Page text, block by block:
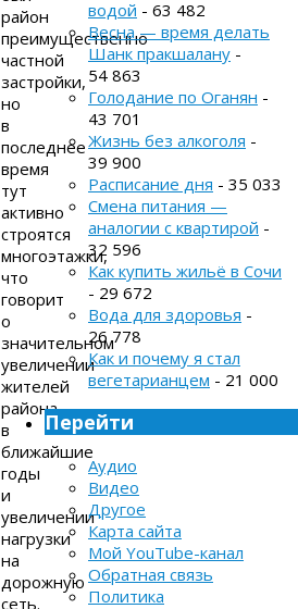
район
преимущественно
частной
застройки,
но
в
последнее
время
тут
активно
строятся
многоэтажки,
что
говорит
о
значительном
увеличении
жителей
района
в
ближайшие
годы
и
увеличении
нагрузки
на
дорожную
сеть.
водой - 63 482
Весна — время делать
Шанк пракшалану -
54 863
Голодание по Оганян -
43 701
Жизнь без алкоголя -
39 900
Расписание дня - 35 033
Смена питания —
аналогии с квартирой -
32 596
Как купить жильё в Сочи
- 29 672
Вода для здоровья -
26 778
Как и почему я стал
вегетарианцем - 21 000
Перейти
Аудио
Видео
Другое
Карта сайта
Мой YouTube-канал
Обратная связь
Политика